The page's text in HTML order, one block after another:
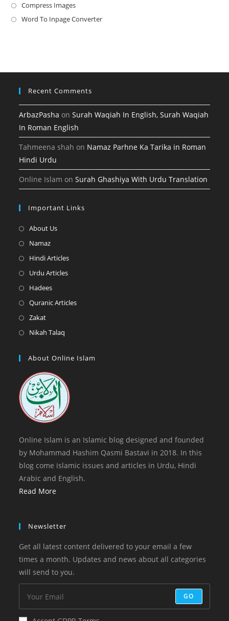
new
a
Compress ImagesOpens
in
Word To Inpage ConverterOpens
tab
Recent Comments
ArbazPasha onSurah Waqiah In English, Surah Waqiah
In Roman English
Tahmeena shah on Namaz Parhne Ka Tarika in Roman
Hindi Urdu
Online Islam onSurah Ghashiya With Urdu Translation
Important Links
About UsOpens
a
NamazOpens
in
Hindi ArticlesOpens
Urdu ArticlesOpens
a
HadeesOpens
in
Quranic ArticlesOpens
tab
ZakatOpens
in
new
Nikah Talaq
a
tab
About Online Islam
Online Islam is an Islamic blog designed and founded
by Mohammad Hashim Qasmi Bastavi in 2018. In this
blog come islamic issues and articles in Urdu, Hindi
Arabic and English.
Read More
Newsletter
Get all latest content delivered to your email a few
times a month. Updates and news about all categories
will send to you.
GO